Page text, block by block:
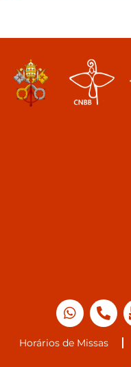
Horários de Missas